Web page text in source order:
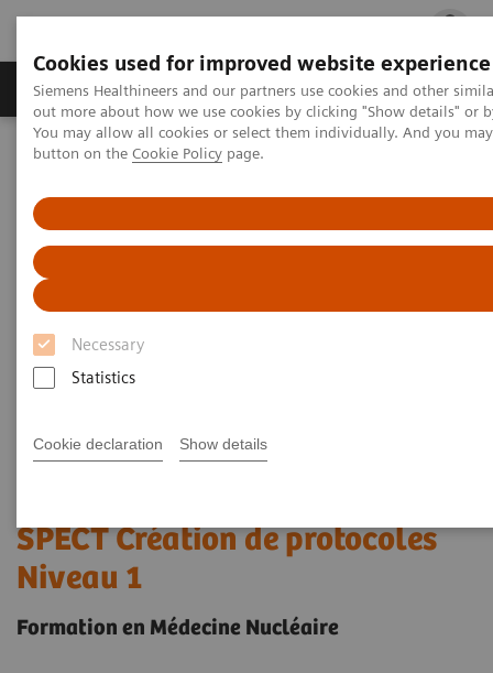
Cookies used for improved website experience
Siemens Healthineers and our partners use cookies and other
out more about how we use cookies by clicking "Show details" or
You may allow all cookies or select them individually. And you
button on the Cookie Policy page.
Necessary
Statistics
Cookie declaration Show details
Produits & services Spécialités cliniques
Accueil
Formations & Accompagnement
SPECT Création de protocoles - Niveau 1
SPECT Création de protocoles
Niveau 1
Formation en Médecine Nucléaire